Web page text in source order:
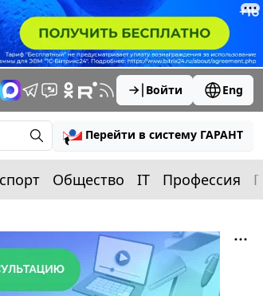
Войти Eng
Перейти в систему ГАРАНТ
Общество IT Профессия